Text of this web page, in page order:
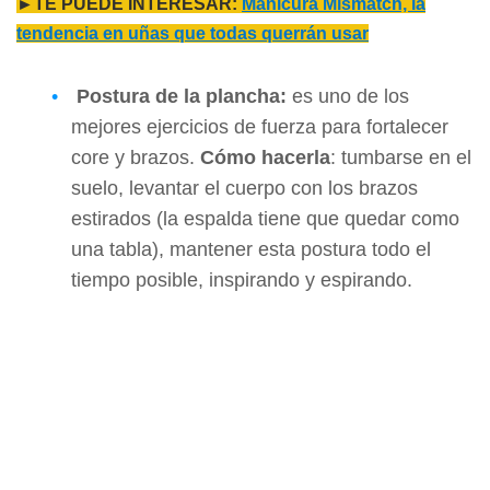
►TE PUEDE INTERESAR: Manicura Mismatch, la
tendencia en uñas que todas querrán usar
Postura de la plancha: es uno de los
mejores ejercicios de fuerza para fortalecer
core y brazos. Cómo hacerla: tumbarse en el
suelo, levantar el cuerpo con los brazos
estirados (la espalda tiene que quedar como
una tabla), mantener esta postura todo el
tiempo posible, inspirando y espirando.